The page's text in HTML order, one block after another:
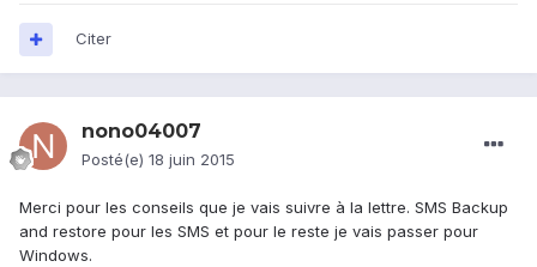
Citer
nono04007
Posté(e) 18 juin 2015
Merci pour les conseils que je vais suivre à la lettre. SMS Backup
and restore pour les SMS et pour le reste je vais passer pour
Windows.